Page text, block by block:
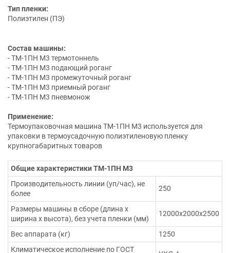
Тип пленки:
Полиэтилен (ПЭ)
Состав машины:
- ТМ-1ПН М3 термотоннель
- ТМ-1ПН М3 подающий роганг
- ТМ-1ПН М3 промежуточный роганг
- ТМ-1ПН М3 приемный роганг
- ТМ-1ПН М3 пневмонож
Применение:
Термоупаковочная машина ТМ-1ПН М3 используется для
упаковки в термоусадочную полиэтиленовую пленку
крупногабаритных товаров
Общие характеристики ТМ-1ПН М3
Производительность линии (уп/час), не
более
250
Размеры машины в сборе (длина х
ширина х высота), без учета пленки (мм)
12000х2000х2500
Вес аппарата (кг)
1250
Климатическое исполнение по ГОСТ